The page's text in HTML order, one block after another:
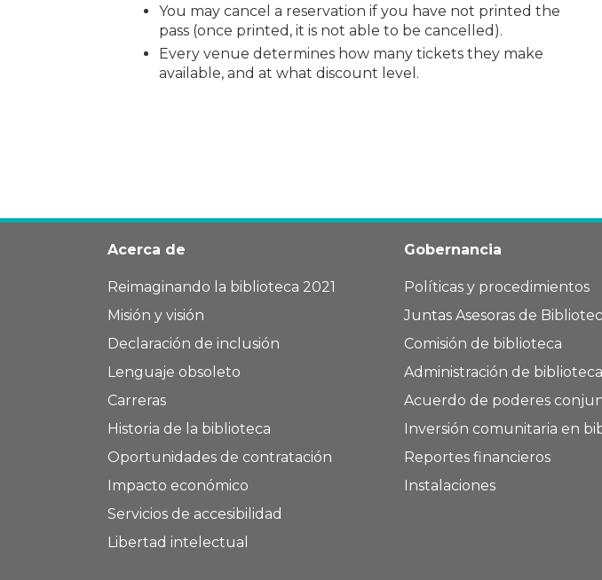
You may cancel a reservation if you have not printed the
pass (once printed, it is not able to be cancelled).
Every venue determines how many tickets they make
available, and at what discount level.
Acerca de
Reimaginando la biblioteca 2021
Misión y visión
Declaración de inclusión
Lenguaje obsoleto
Carreras
Historia de la biblioteca
Oportunidades de contratación
Impacto económico
Servicios de accesibilidad
Libertad intelectual
Gobernancia
Políticas y procedimientos
Juntas Asesoras de
Comisión de biblioteca
Administración de biblioteca
Acuerdo de poderes
Inversión comunitaria en
Reportes financieros
Instalaciones